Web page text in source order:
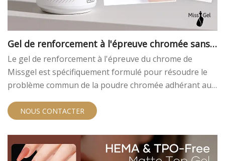
Gel de renforcement à l'épreuve chromée sans
héma et sans tpo
Le gel de renforcement à l'épreuve du chrome de
Missgel est spécifiquement formulé pour résoudre le
problème commun de la poudre chromée adhérant aux
de créer facilement des conceptions nettes, propres et
ongles et fournit une base parfaitement sculptée. Nous
offrons ce gel exceptionnel à l'épreuve chromée pour
NOUS CONTACTER